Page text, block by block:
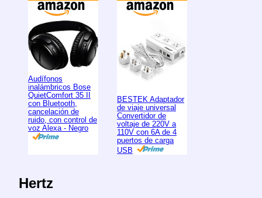
Audífonos
inalámbricos Bose
QuietComfort 35 II
con Bluetooth,
cancelación de
ruido, con control de
voz Alexa - Negro
BESTEK Adaptador
de viaje universal
Convertidor de
voltaje de 220V a
110V con 6A de 4
puertos de carga
USB
Hertz